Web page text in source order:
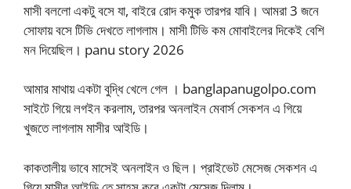
মাসী বললো একটু বসে যা, বাইরে রোদ কমুক তারপর যাবি। আমরা 3 জনে
সোফায় বসে টিভি দেখতে লাগলাম। মাসী টিভি কম মোবাইলের দিকেই বেশি
মন দিয়েছিল। panu story 2026
আমার মাথায় একটা বুদ্ধি খেলে গেল । banglapanugolpo.com
সাইটে গিয়ে লগইন করলাম, তারপর অনলাইন মেবার্স সেকশন এ গিয়ে
খুজতে লাগলাম মাসীর আইডি।
কাকতালীয় ভাবে মাসেই অনলাইন ও ছিল। প্রাইভেট মেসেজ সেকশন এ